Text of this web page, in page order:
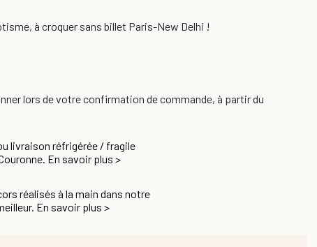
à croquer sans billet Paris-New Delhi !
lors de votre confirmation de commande, à partir du
livraison réfrigérée / fragile
En savoir plus >
réalisés à la main dans notre
En savoir plus >